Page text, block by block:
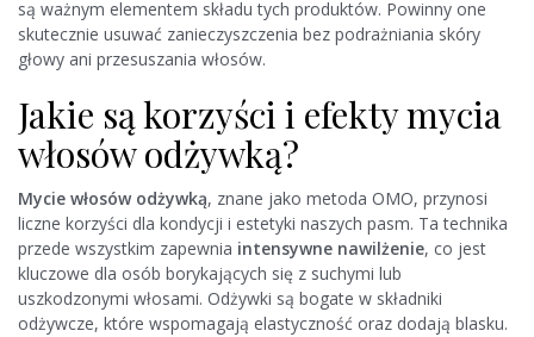
są ważnym elementem składu tych produktów. Powinny one
skutecznie usuwać zanieczyszczenia bez podrażniania skóry
głowy ani przesuszania włosów.
Jakie są korzyści i efekty mycia
włosów odżywką?
Mycie włosów odżywką, znane jako metoda OMO, przynosi
liczne korzyści dla kondycji i estetyki naszych pasm. Ta technika
przede wszystkim zapewnia intensywne nawilżenie, co jest
kluczowe dla osób borykających się z suchymi lub
uszkodzonymi włosami. Odżywki są bogate w składniki
odżywcze, które wspomagają elastyczność oraz dodają blasku.